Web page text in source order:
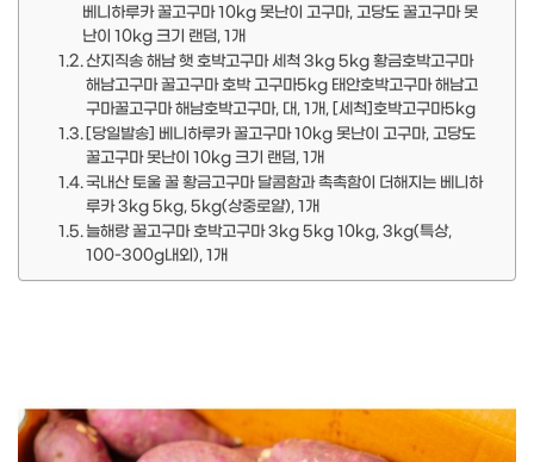
베니하루카 꿀고구마 10kg 못난이 고구마, 고당도 꿀고구마 못
난이 10kg 크기 랜덤, 1개
산지직송 해남 햇 호박고구마 세척 3kg 5kg 황금호박고구마
해남고구마 꿀고구마 호박 고구마5kg 태안호박고구마 해남고
구마꿀고구마 해남호박고구마, 대, 1개, [세척]호박고구마5kg
[당일발송] 베니하루카 꿀고구마 10kg 못난이 고구마, 고당도
꿀고구마 못난이 10kg 크기 랜덤, 1개
국내산 토울 꿀 황금고구마 달콤함과 촉촉함이 더해지는 베니하
루카 3kg 5kg, 5kg(상중로얄), 1개
늘해랑 꿀고구마 호박고구마 3kg 5kg 10kg, 3kg(특상,
100-300g내외), 1개